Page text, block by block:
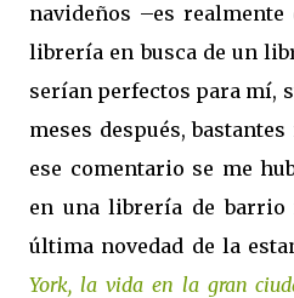
navideños –es
librería en busca de un
serían perfectos para mí,
meses después,
ese comentario se me
en una librería de
última novedad de la
York, la vida en la gran